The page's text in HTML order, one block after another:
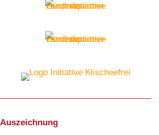
Auszeichnung